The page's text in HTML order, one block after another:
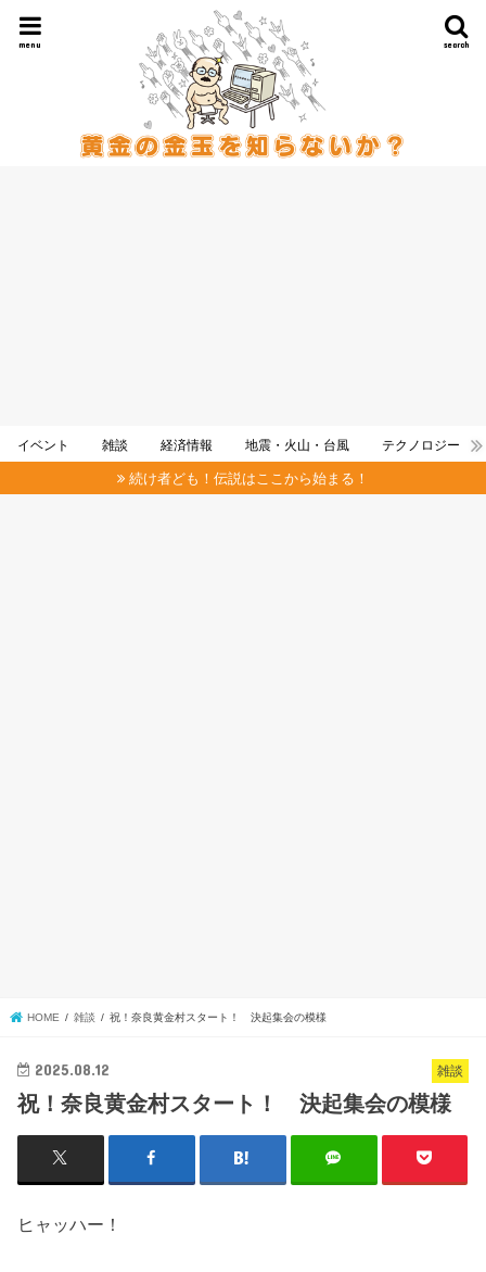
search
menu
イベント 雑談 経済情報 地震・火山・台風 テクノロジー
続け者ども！伝説はここから始まる！
HOME 雑談 祝！奈良黄金村スタート！ 決起集会の模様
雑談
2025.08.12
祝！奈良黄金村スタート！ 決起集会の模様
ヒャッハー！